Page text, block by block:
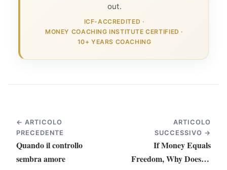
out.
ICF-ACCREDITED ·
MONEY COACHING INSTITUTE CERTIFIED ·
10+ YEARS COACHING
← ARTICOLO
PRECEDENTE
Quando il controllo
sembra amore
ARTICOLO
SUCCESSIVO →
If Money Equals
Freedom, Why Doesn’t